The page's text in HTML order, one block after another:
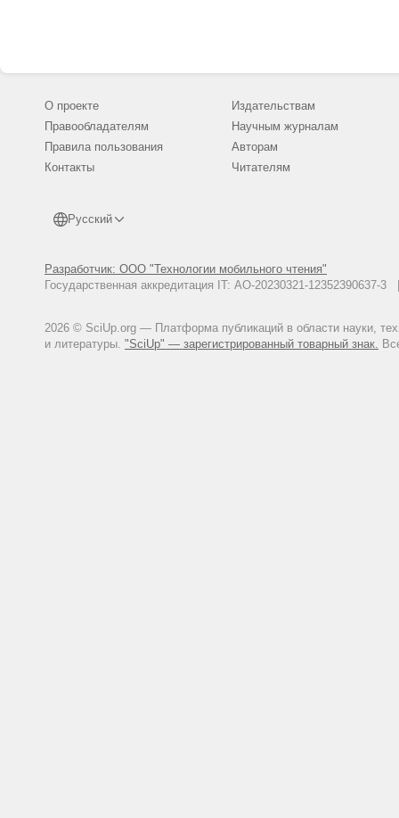
О проекте
Правообладателям
Правила пользования
Контакты
Русский
Разработчик: ООО "Технологии мобильного чтения"
Государственная аккредитация IT: АО-20230321-
2026 © SciUp.org — Платформа публикаций в области науки,
и литературы. "SciUp" — зарегистрированный товарный знак.
Издательствам
Научным журналам
Авторам
Читателям